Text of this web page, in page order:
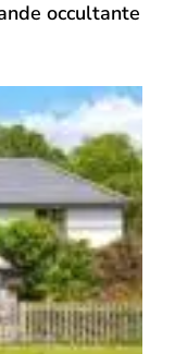
occultante